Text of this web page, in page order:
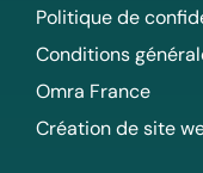
Politique de
Conditions
Omra France
Création de site